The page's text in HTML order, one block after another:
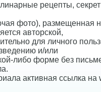
рецепты,
фото), размещенная
авторской,
для личного
и/или
либо форме без
активная ссылка на